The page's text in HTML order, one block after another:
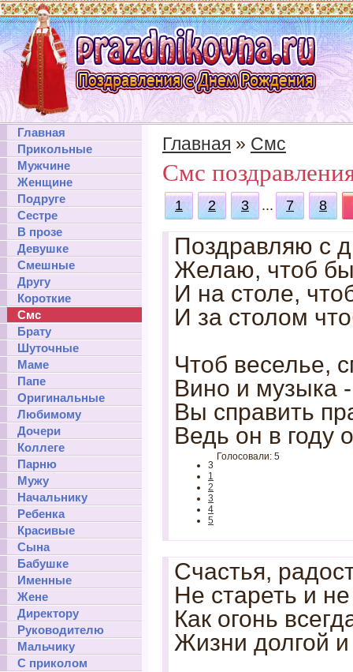
Главная
Прикольные
Мужчине
Женщине
Подруге
Сестре
В прозе
Девушке
Смешные
Другу
Короткие
Смс
Брату
Шуточные
Маме
Папе
Оригинальные
Любимому
Дочери
Коллеге
Парню
Мужу
Начальнику
Ребенка
Красивые
Сына
Бабушке
Именные
Жене
Директору
Руководителю
Мальчику
С приколом
Главная » Смс
Смс
1 2 3 ... 7 8
Поздравляю с
Желаю, чтоб
И на столе,
И за столом
Чтоб веселье,
Вино и музыка
Вы справить
Ведь он в году
3
1
2
3
4
5
Голосовали: 5
Счастья,
Не стареть и
Как огонь
Жизни долгой и